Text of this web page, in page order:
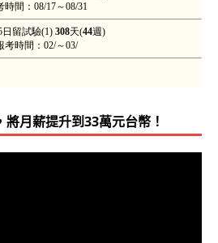
月薪提升到33萬元台幣！